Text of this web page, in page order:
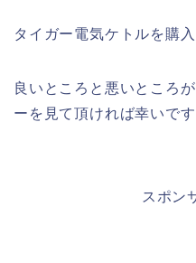
タイガー電気ケトルを購
良いところと悪いところ
ーを見て頂ければ幸いです
スポン